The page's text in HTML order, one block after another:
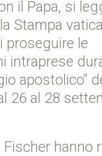
il Papa, si
Stampa
proseguire le
intraprese
apostolico”
26 al 28
hanno